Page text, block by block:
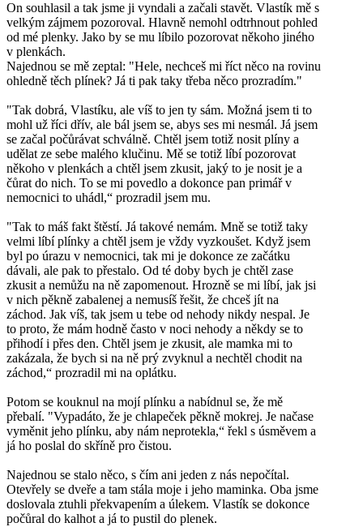
On souhlasil a tak jsme ji vyndali a začali stavět. Vlastík mě s
velkým zájmem pozoroval. Hlavně nemohl odtrhnout pohled
od mé plenky. Jako by se mu líbilo pozorovat někoho jiného
v plenkách.
Najednou se mě zeptal: "Hele, nechceš mi říct něco na rovinu
ohledně těch plínek? Já ti pak taky třeba něco prozradím."
"Tak dobrá, Vlastíku, ale víš to jen ty sám. Možná jsem ti to
mohl už říci dřív, ale bál jsem se, abys ses mi nesmál. Já jsem
se začal počůrávat schválně. Chtěl jsem totiž nosit plíny a
udělat ze sebe malého klučinu. Mě se totiž líbí pozorovat
někoho v plenkách a chtěl jsem zkusit, jaký to je nosit je a
čůrat do nich. To se mi povedlo a dokonce pan primář v
nemocnici to uhádl,“ prozradil jsem mu.
"Tak to máš fakt štěstí. Já takové nemám. Mně se totiž taky
velmi líbí plínky a chtěl jsem je vždy vyzkoušet. Když jsem
byl po úrazu v nemocnici, tak mi je dokonce ze začátku
dávali, ale pak to přestalo. Od té doby bych je chtěl zase
zkusit a nemůžu na ně zapomenout. Hrozně se mi líbí, jak jsi
v nich pěkně zabalenej a nemusíš řešit, že chceš jít na
záchod. Jak víš, tak jsem u tebe od nehody nikdy nespal. Je
to proto, že mám hodně často v noci nehody a někdy se to
přihodí i přes den. Chtěl jsem je zkusit, ale mamka mi to
zakázala, že bych si na ně prý zvyknul a nechtěl chodit na
záchod,“ prozradil mi na oplátku.
Potom se kouknul na mojí plínku a nabídnul se, že mě
přebalí. "Vypadáto, že je chlapeček pěkně mokrej. Je načase
vyměnit jeho plínku, aby nám neprotekla,“ řekl s úsměvem a
já ho poslal do skříně pro čistou.
Najednou se stalo něco, s čím ani jeden z nás nepočítal.
Otevřely se dveře a tam stála moje i jeho maminka. Oba jsme
doslovala ztuhli překvapením a úlekem. Vlastík se dokonce
počůral do kalhot a já to pustil do plenek.